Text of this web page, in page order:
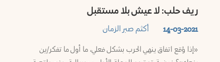
ريف حلب: لا عيش بلا مستقبل
أكثم صبر الزمان 14-03-2021
«إذا وُقع اتفاق ينهي الحرب بشكل فعلي، ما أول ما تفكر/ين